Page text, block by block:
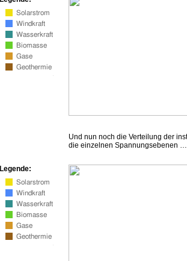
Und nun noch die Verteilung der
die einzelnen Spannungsebenen
Legende: